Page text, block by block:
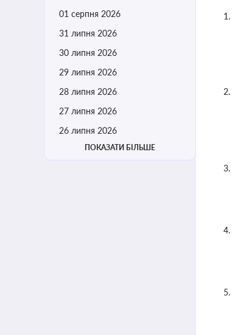
01 серпня 2026
31 липня 2026
30 липня 2026
29 липня 2026
28 липня 2026
27 липня 2026
26 липня 2026
ПОКАЗАТИ БІЛЬШЕ